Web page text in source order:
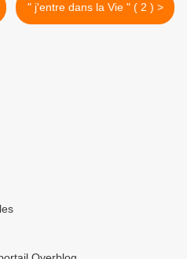
" j'entre dans la Vie " ( 2 ) >